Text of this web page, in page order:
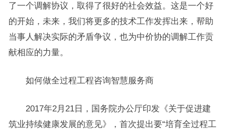
了一个调解协议，取得了很好的社会效益。这是一个好
的开始，未来，我们将更多的技术工作发挥出来，帮助
当事人解决实际的矛盾争议，也为中价协的调解工作贡
献相应的力量。
如何做全过程工程咨询智慧服务商
2017年2月21日，国务院办公厅印发《关于促进建
筑业持续健康发展的意见》，首次提出要“培育全过程工